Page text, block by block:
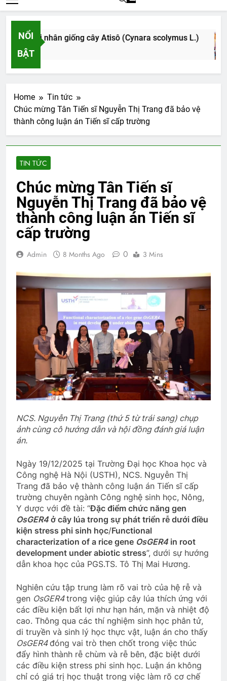
NỔI
BẬT
trong vi nhân giống cây Atisô (Cynara scolymus L.)
Home
Tin tức
Chúc mừng Tân Tiến sĩ Nguyễn Thị Trang đã bảo vệ
thành công luận án Tiến sĩ cấp trường
TIN TỨC
Chúc mừng Tân Tiến sĩ
Nguyễn Thị Trang đã bảo vệ
thành công luận án Tiến sĩ
cấp trường
Admin 8 Months Ago 0 3 Mins
NCS. Nguyễn Thị Trang (thứ 5 từ trái sang) chụp
ảnh cùng cô hướng dẫn và hội đồng đánh giá luận
án.
Ngày 19/12/2025 tại Trường Đại học Khoa học và
Công nghệ Hà Nội (USTH), NCS. Nguyễn Thị
Trang đã bảo vệ thành công luận án Tiến sĩ cấp
trường chuyên ngành Công nghệ sinh học, Nông,
Y dược với đề tài: “Đặc điểm chức năng gen
OsGER4ở cây lúa trong sự phát triển rễ dưới điều
kiện stress phi sinh học/Functional
characterization of a rice gene OsGER4in root
development under abiotic stress”, dưới sự hướng
dẫn khoa học của PGS.TS. Tô Thị Mai Hương.
Nghiên cứu tập trung làm rõ vai trò của hệ rễ và
gen OsGER4trong việc giúp cây lúa thích ứng với
các điều kiện bất lợi như hạn hán, mặn và nhiệt độ
cao. Thông qua các thí nghiệm sinh học phân tử,
di truyền và sinh lý học thực vật, luận án cho thấy
OsGER4đóng vai trò then chốt trong việc thúc
đẩy hình thành rễ chùm và rễ bên, đặc biệt dưới
các điều kiện stress phi sinh học. Luận án không
chỉ có giá trị học thuật trong việc làm rõ cơ chế